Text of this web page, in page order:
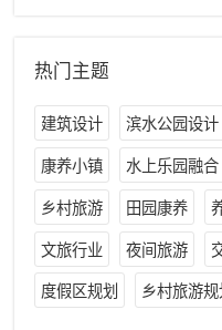
热门主题
建筑设计 滨水公园设计
康养小镇 水上乐园融合
乡村旅游 田园康养
文旅行业 夜间旅游
度假区规划 乡村旅游规